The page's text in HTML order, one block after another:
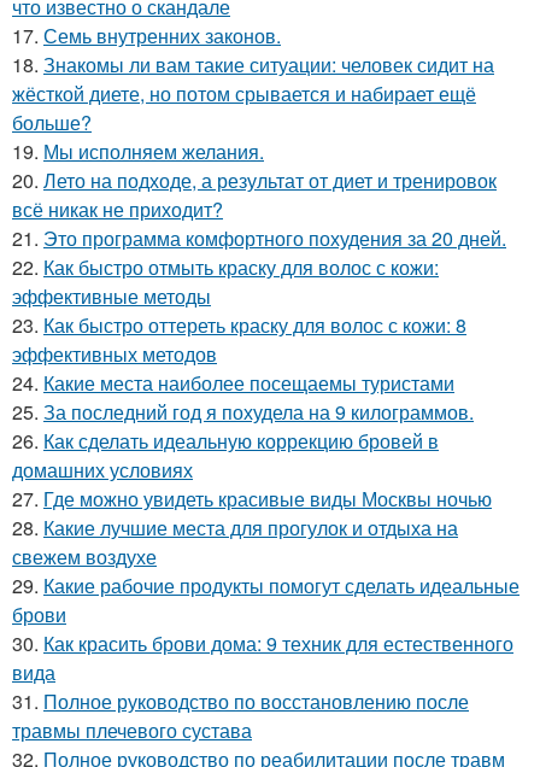
что известно о скандале
17. Семь внутренних законов.
18. Знакомы ли вам такие ситуации: человек сидит на
жёсткой диете, но потом срывается и набирает ещё
больше?
19. Мы исполняем желания.
20. Лето на подходе, а результат от диет и тренировок
всё никак не приходит?
21. Это программа комфортного похудения за 20 дней.
22. Как быстро отмыть краску для волос с кожи:
эффективные методы
23. Как быстро оттереть краску для волос с кожи: 8
эффективных методов
24. Какие места наиболее посещаемы туристами
25. За последний год я похудела на 9 килограммов.
26. Как сделать идеальную коррекцию бровей в
домашних условиях
27. Где можно увидеть красивые виды Москвы ночью
28. Какие лучшие места для прогулок и отдыха на
свежем воздухе
29. Какие рабочие продукты помогут сделать идеальные
брови
30. Как красить брови дома: 9 техник для естественного
вида
31. Полное руководство по восстановлению после
травмы плечевого сустава
32. Полное руководство по реабилитации после травм